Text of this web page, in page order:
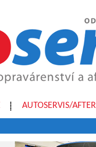
AUTOSERVIS/